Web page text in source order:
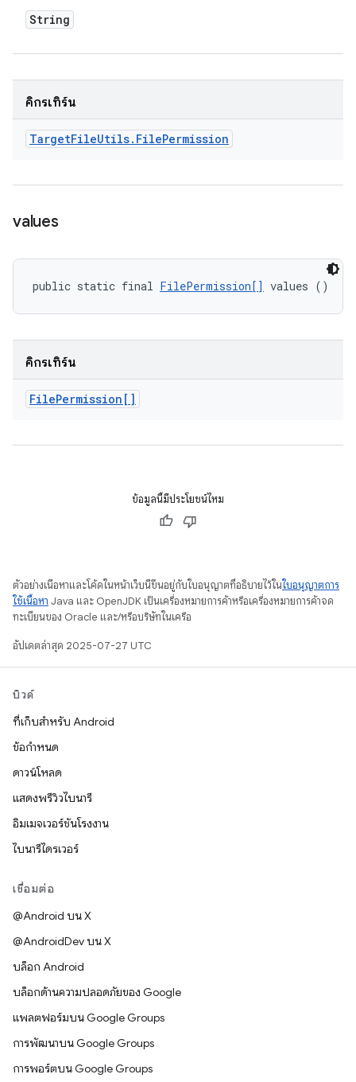
String
คิกรีเทิร์น
TargetFileUtils. FilePermission
values
public static final FilePermission[] values ()
คิกรีเทิร์น
FilePermission[]
ข้อมูลนี้มีประโยชน์ไหม
ตัวอย่างเนื้อหาและโค้ดในหน้าเว็บนี้ขึ้นอยู่กับใบอนุญาตที่อธิบายไว้ในใบอนุญาตการ
ใช้เนื้อหา Java และ OpenJDK เป็นเครื่องหมายการค้าหรือเครื่องหมายการค้าจด
ทะเบียนของ Oracle และ/หรือบริษัทในเครือ
อัปเดตล่าสุด 2025-07-27 UTC
บิวด์
ที่เก็บสำหรับ Android
ข้อกำหนด
ดาวน์โหลด
แสดงพรีวิวไบนารี
อิมเมจเวอร์ชันโรงงาน
ไบนารีไดรเวอร์
เชื่อมต่อ
@Android บน X
@AndroidDev บน X
บล็อก Android
บล็อกด้านความปลอดภัยของ Google
แพลตฟอร์มบน Google Groups
การพัฒนาบน Google Groups
การพอร์ตบน Google Groups